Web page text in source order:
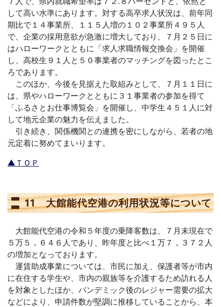
して高い水準にあります。対する高卒求人状況は、前年同
期比で１４事業所、１１５人増の１０２事業所４９５人
で、企業の採用意欲が急激に増大しており、７月２５日に
はハローワークとともに「求人求職情報交換会」を開催
し、高校生９１人と５０事業者のマッチングを図ったとこ
ろであります。
このほか、今後を見据えた取組みとして、７月１１日に
は、県やハローワークとともに３１事業者の参加を得て
「ふるさとお仕事博覧会」を開催し、中学生４５１人に対
して地元企業の魅力を伝えました。
引き続き、関係機関との連携を密にしながら、若者の地
元定着に努めてまいります。
▲ＴＯＰ
11 大館能代空港の利用状況等について
大館能代空港の令和５年度の乗降客数は、７月末現在で
５万５，６４６人であり、昨年度と比べ１万７，３７２人
の増加となっております。
運賃助成事業については、市民に加え、保護者等が市内
に在住する学生や、市内の親族等を介護するため訪れる人
を対象としたほか、パンデミック後のレジャー需要の拡大
などにより、申請件数が堅調に推移していることから、本